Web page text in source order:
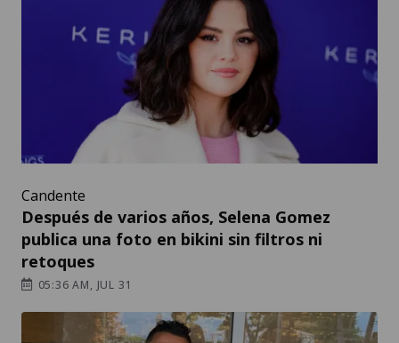
Candente
Después de varios años, Selena Gomez
publica una foto en bikini sin filtros ni
retoques
05:36 AM, JUL 31